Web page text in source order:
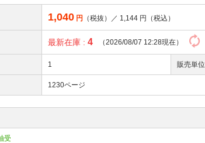
1,040 円 （税抜）／ 1,144 円（税込）
最新在庫 :4 （2026/08/07 12:28現在）
1 販売単位
1230ページ
受